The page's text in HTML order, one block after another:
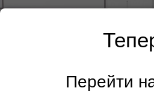
Перейти